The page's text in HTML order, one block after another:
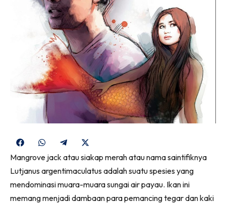
Share
on
Facebook
Share
on
WhatsApp
Share
on
Telegram
on
X
(Twitter)
Mangrove jack atau siakap merah atau nama saintifiknya
Lutjanus argentimaculatus adalah suatu spesies yang
mendominasi muara-muara sungai air payau. Ikan ini
memang menjadi dambaan para pemancing tegar dan kaki